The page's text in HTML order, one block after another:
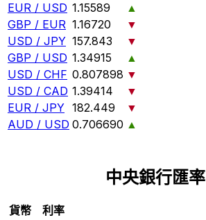
EUR / USD 1.15589
▲
GBP / EUR 1.16720
▼
USD / JPY 157.843
▼
GBP / USD 1.34915
▲
USD / CHF 0.807898 ▼
USD / CAD 1.39414
▼
EUR / JPY 182.449
▼
AUD / USD 0.706690 ▲
中央銀行匯率
貨幣
利率